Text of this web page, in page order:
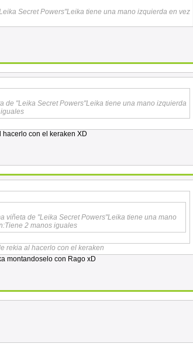
Secret Powers"Leika tiene una mano izquierda en vez
de "Leika Secret Powers"Leika tiene una mano izquierda
con el keraken XD
viñeta de "Leika Secret Powers"Leika tiene una mano
2 manos iguales
rekia al hacerlo con el keraken
montandoselo con Rago xD